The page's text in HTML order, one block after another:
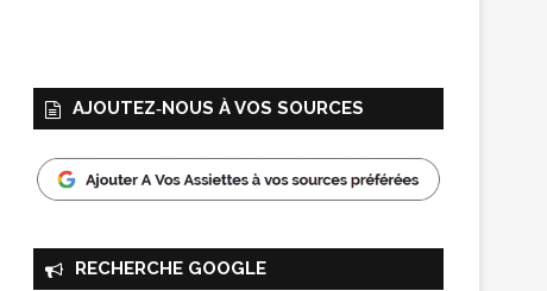
AJOUTEZ‑NOUS À VOS SOURCES
RECHERCHE GOOGLE